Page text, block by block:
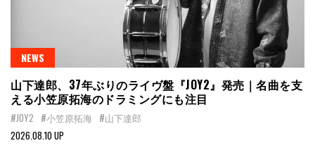
NEWS
山下達郎、37年ぶりのライヴ盤『JOY2』発売｜名曲を支
える小笠原拓海のドラミングにも注目
#JOY2 #小笠原拓海 #山下達郎
2026.08.10 UP